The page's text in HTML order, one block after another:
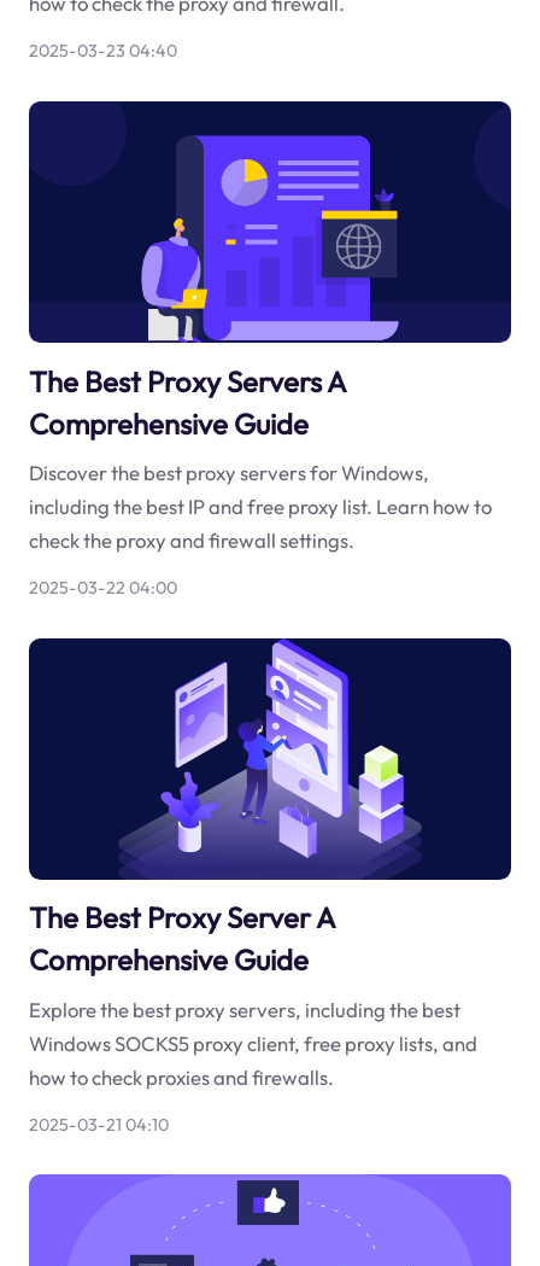
2025-03-23 04:40
The Best Proxy Servers A
Comprehensive Guide
Discover the best proxy servers for Windows,
including the best IP and free proxy list. Learn how to
check the proxy and firewall settings.
2025-03-22 04:00
The Best Proxy Server A
Comprehensive Guide
Explore the best proxy servers, including the best
Windows SOCKS5 proxy client, free proxy lists, and
how to check proxies and firewalls.
2025-03-21 04:10